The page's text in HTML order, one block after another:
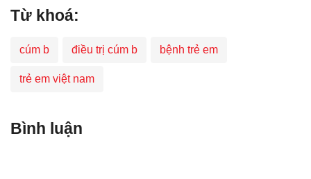
Từ khoá:
cúm b điều trị cúm b bệnh trẻ em
trẻ em việt nam
Bình luận